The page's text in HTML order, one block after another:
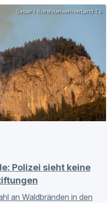
Gasser / Kreisfeuerwehrverband TS
Polizei sieht keine
an Waldbränden in den